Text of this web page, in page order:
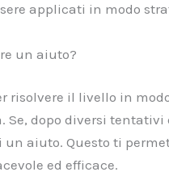
applicati in modo
un aiuto?
risolvere il livello in
Se, dopo diversi
un aiuto. Questo ti
ed efficace.